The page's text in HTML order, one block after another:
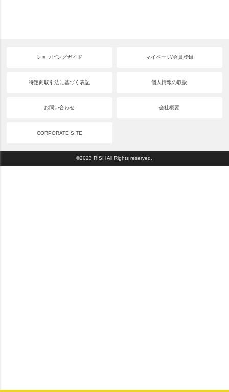
ショッピングガイド マイページ/会員登録
特定商取引法に基づく表記 個人情報の取扱
お問い合わせ 会社概要
CORPORATE SITE
©2023 RISH All Rights reserved.